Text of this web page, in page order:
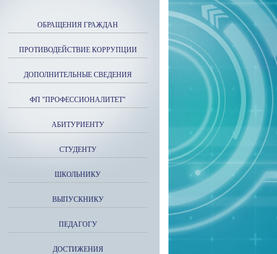
ОБРАЩЕНИЯ ГРАЖДАН
ПРОТИВОДЕЙСТВИЕ КОРРУПЦИИ
ДОПОЛНИТЕЛЬНЫЕ СВЕДЕНИЯ
ФП "ПРОФЕССИОНАЛИТЕТ"
АБИТУРИЕНТУ
СТУДЕНТУ
ШКОЛЬНИКУ
ВЫПУСКНИКУ
ПЕДАГОГУ
ДОСТИЖЕНИЯ